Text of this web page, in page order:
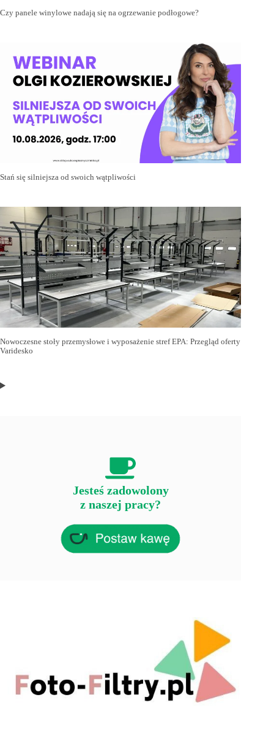
Czy panele winylowe nadają się na ogrzewanie podłogowe?
Stań się silniejsza od swoich wątpliwości
Nowoczesne stoły przemysłowe i wyposażenie stref EPA: Przegląd oferty
Varidesko
Jesteś zadowolony
z naszej pracy?